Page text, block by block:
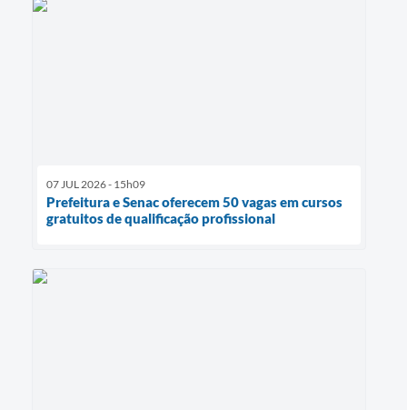
07 JUL 2026 - 15h09
Prefeitura e Senac oferecem 50 vagas em cursos
gratuitos de qualificação profissional